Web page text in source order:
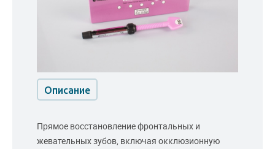
Описание
Прямое восстановление фронтальных и
жевательных зубов, включая окклюзионную